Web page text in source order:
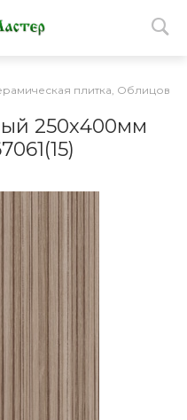
плитка,
250х400мм